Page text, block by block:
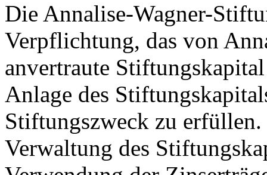
Die Annalise-Wagner-
Verpflichtung, das von
anvertraute
Anlage des
Stiftungszweck zu
Verwaltung des